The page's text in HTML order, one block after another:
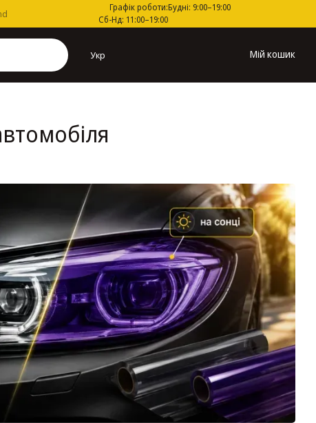
Графік роботи:Будні: 9:00–19:00
Сб-Нд: 11:00–19:00
Укр Мій кошик